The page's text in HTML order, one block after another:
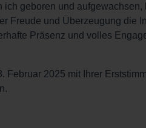
geboren und
Freude und Überzeugung die
Präsenz und volles
Februar 2025 mit Ihrer